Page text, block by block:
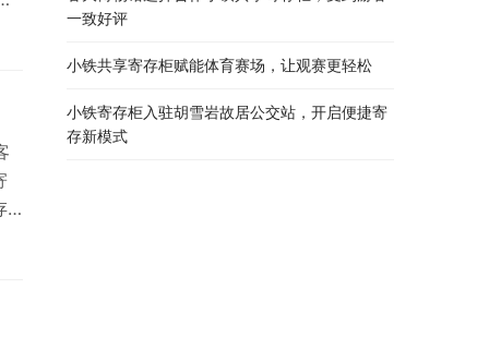
一致好评
小铁共享寄存柜赋能体育赛场，让观赛更轻松
小铁寄存柜入驻胡雪岩故居公交站，开启便捷寄
存新模式